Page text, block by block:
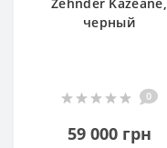
черный
0
59 000 грн